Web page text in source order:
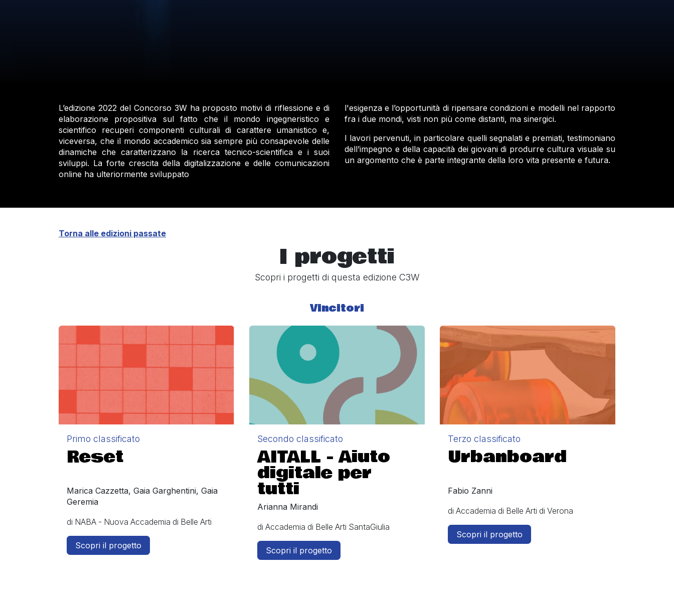
L’edizione 2022 del Concorso 3W ha proposto motivi di riflessione e di
elaborazione propositiva sul fatto che il mondo ingegneristico e
scientifico recuperi componenti culturali di carattere umanistico e,
viceversa, che il mondo accademico sia sempre più consapevole delle
dinamiche che caratterizzano la ricerca tecnico-scientifica e i suoi
sviluppi. La forte crescita della digitalizzazione e delle comunicazioni
online ha ulteriormente sviluppato
l'esigenza e l’opportunità di ripensare condizioni e modelli nel rapporto
fra i due mondi, visti non più come distanti, ma sinergici.
I lavori pervenuti, in particolare quelli segnalati e premiati, testimoniano
dell’impegno e della capacità dei giovani di produrre cultura visuale su
un argomento che è parte integrante della loro vita presente e futura.
Torna alle edizioni passate
I progetti
Scopri i progetti di questa edizione C3W
Vincitori
Primo classificato
Reset
Marica Cazzetta, Gaia Garghentini, Gaia
Geremia
di NABA - Nuova Accademia di Belle Arti
Scopri il progetto
Secondo classificato
AITALL - Aiuto
digitale per
tutti
Arianna Mirandi
di Accademia di Belle Arti SantaGiulia
Scopri il progetto
Terzo classificato
Urbanboard
Fabio Zanni
di Accademia di Belle Arti di Verona
Scopri il progetto